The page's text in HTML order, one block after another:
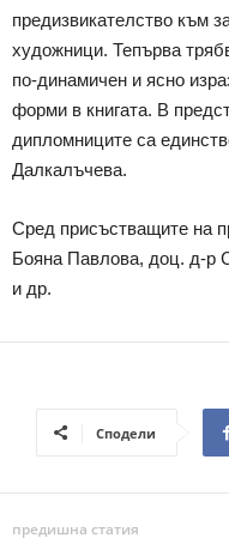
предизвикателство към
художници. Тепърва
по-динамичен и ясно
форми в книгата. В
дипломниците са
Далкалъчева.
Сред присъстващите на
Бояна Павлова, доц. д-р
и др.
Сподели
предишна статия